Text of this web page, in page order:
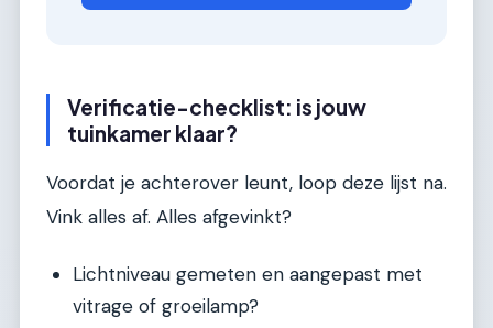
Verificatie-checklist: is jouw
tuinkamer klaar?
Voordat je achterover leunt, loop deze lijst na.
Vink alles af. Alles afgevinkt?
Lichtniveau gemeten en aangepast met
vitrage of groeilamp?